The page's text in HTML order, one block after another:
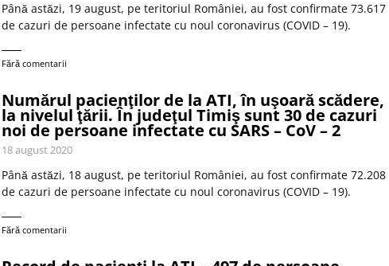
Până astăzi, 19 august, pe teritoriul României, au fost confirmate 73.617
de cazuri de persoane infectate cu noul coronavirus (COVID – 19).
Fără comentarii
Numărul pacienţilor de la ATI, în uşoară scădere,
la nivelul ţării. În judeţul Timiş sunt 30 de cazuri
noi de persoane infectate cu SARS – CoV – 2
18 august 2020
Până astăzi, 18 august, pe teritoriul României, au fost confirmate 72.208
de cazuri de persoane infectate cu noul coronavirus (COVID – 19).
Fără comentarii